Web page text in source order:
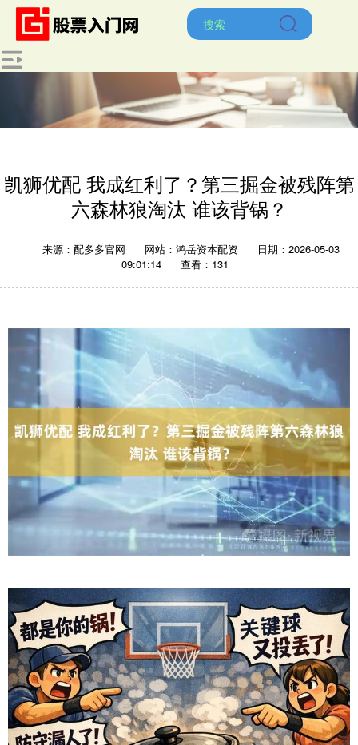
凯狮优配 我成红利了？第三掘金被残阵第
六森林狼淘汰 谁该背锅？
来源：配多多官网 网站：鸿岳资本配资
日期：2026-05-03
09:01:14
查看：131